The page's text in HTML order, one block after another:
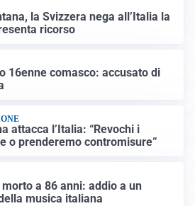
la Svizzera nega all’Italia la
ricorso
16enne comasco: accusato di
attacca l’Italia: “Revochi i
o prenderemo contromisure”
a 86 anni: addio a un
musica italiana